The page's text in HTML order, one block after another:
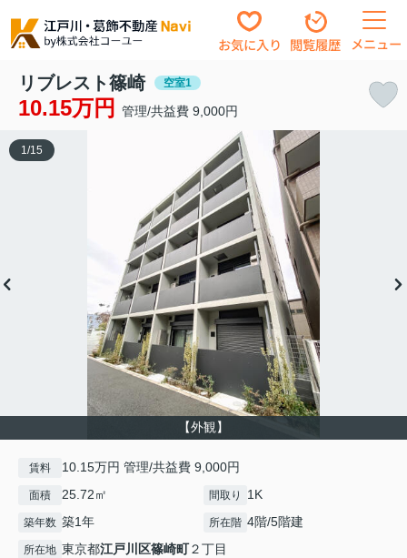
お気に入り 閲覧履歴 メニュー
リブレスト篠崎 空室1
10.15万円 管理/共益費 9,000円
【外観】
1 /15
賃料 10.15万円 管理/共益費 9,000円
面積 25.72㎡ 間取り 1K
築年数 築1年 所在階 4階/5階建
所在地 東京都江戸川区篠崎町２丁目